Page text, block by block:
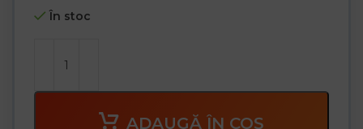
În stoc
ADAUGĂ ÎN COȘ